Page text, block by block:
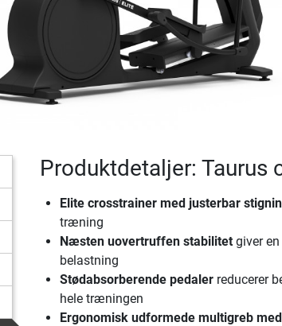
Produktdetaljer: Taurus
Elite crosstrainer med justerbar
træning
Næsten uovertruffen stabilitetgiver en
belastning
Stødabsorberende pedalerreducerer
hele træningen
Ergonomisk udformede multigreb